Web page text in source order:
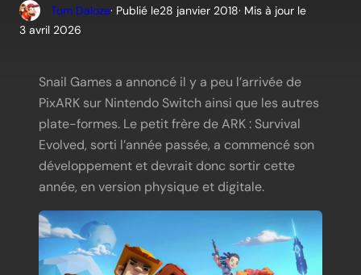
Tom Daloze· Publié le28 janvier 2018· Mis à jour le
3 avril 2026
Snail Games a annoncé il y a peu l’arrivée de
PixARK sur Nintendo Switch ainsi que les autres
plate-formes. Le petit frère de ARK : Survival
Evolved, sorti l’année passée, a commencé son
développement et devrait donc sortir cette
année, en version physique et digitale.